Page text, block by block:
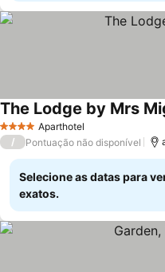
4 EstrelasAparthotel
The Lodge by Mrs
/ Pontuação não disponível
Selecione as datas para
exatos.